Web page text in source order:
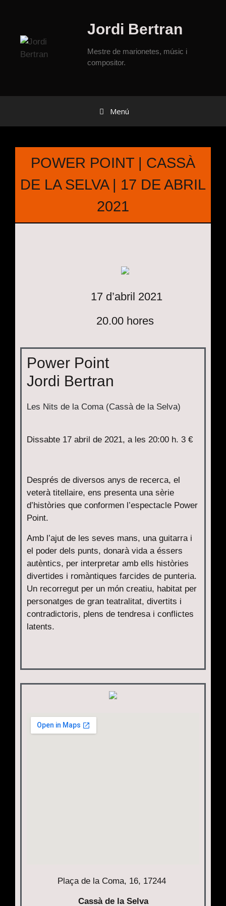
Jordi Bertran
Mestre de marionetes, músic i
compositor.
Menú
POWER POINT | CASSÀ
DE LA SELVA | 17 DE ABRIL
2021
17 d’abril 2021
20.00 hores
Power Point
Jordi Bertran
Les Nits de la Coma (Cassà de la Selva)
Dissabte 17 abril de 2021, a les 20:00 h. 3 €
Després de diversos anys de recerca, el
veterà titellaire, ens presenta una sèrie
d’històries que conformen l’espectacle Power
Point.
Amb l’ajut de les seves mans, una guitarra i
el poder dels punts, donarà vida a éssers
autèntics, per interpretar amb ells històries
divertides i romàntiques farcides de punteria.
Un recorregut per un món creatiu, habitat per
personatges de gran teatralitat, divertits i
contradictoris, plens de tendresa i conflictes
latents.
Plaça de la Coma, 16, 17244
Cassà de la Selva